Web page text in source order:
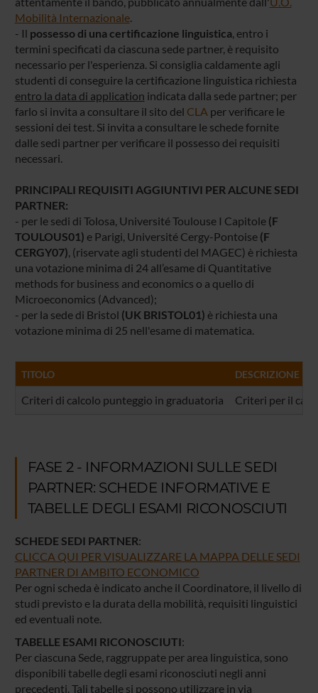
Mobilità Internazionale.
- Il possesso di una certificazione linguistica, entro i
termini specificati da ciascuna sede partner, è requisito
necessario per l'esperienza. Si consiglia caldamente agli
studenti di conseguire la certificazione linguistica richiesta
entro la data di application indicata dalla sede partner; per
farlo si invita a consultare il sito del CLA per verificare le
sessioni dei test. Si invita a consultare le schede fornite
dalle sedi partner per verificare il possesso dei requisiti
necessari.
PRINCIPALI REQUISITI AGGIUNTIVI PER ALCUNE SEDI
PARTNER:
- per le sedi di Tolosa, Université Toulouse I Capitole (F
TOULOUS01) e Parigi, Université Cergy-Pontoise (F
CERGY07), (riservate agli studenti del MAGEC) è richiesta
una votazione minima di 24 all’esame di Quantitative
methods for business and economics o a quello di
Microeconomics (Advanced);
- per la sede di Bristol (UK BRISTOL01) è richiesta una
votazione minima di 25 nell'esame di matematica.
TITOLO DESCRIZIONE
Criteri di calcolo punteggio in graduatoria Criteri per il
FASE 2 - INFORMAZIONI SULLE SEDI
PARTNER: SCHEDE INFORMATIVE E
TABELLE DEGLI ESAMI RICONOSCIUTI
SCHEDE SEDI PARTNER:
CLICCA QUI PER VISUALIZZARE LA MAPPA DELLE SEDI
PARTNER DI AMBITO ECONOMICO
Per ogni scheda è indicato anche il Coordinatore, il livello di
studi previsto e la durata della mobilità, requisiti linguistici
ed eventuali note.
TABELLE ESAMI RICONOSCIUTI:
Per ciascuna Sede, raggruppate per area linguistica, sono
disponibili tabelle degli esami riconosciuti negli anni
precedenti. Tali tabelle si possono utilizzare in via